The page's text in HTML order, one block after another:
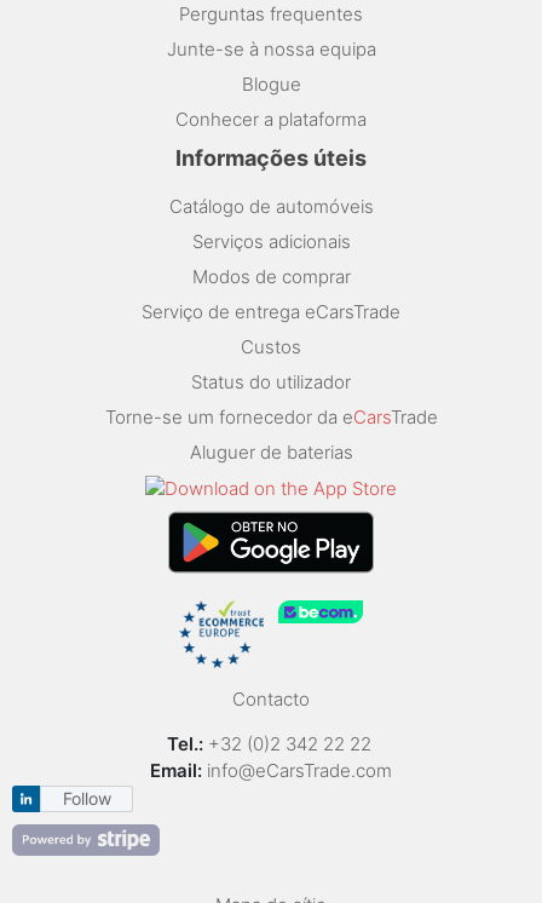
Perguntas frequentes
Junte-se à nossa equipa
Blogue
Conhecer a plataforma
Informações úteis
Catálogo de automóveis
Serviços adicionais
Modos de comprar
Serviço de entrega eCarsTrade
Custos
Status do utilizador
Torne-se um fornecedor da eCarsTrade
Aluguer de baterias
Contacto
Tel.: +32 (0)2 342 22 22
Email: info@eCarsTrade.com
Follow